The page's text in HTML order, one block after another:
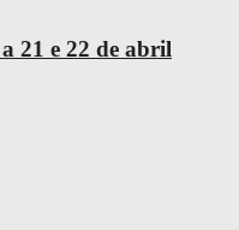
21 e 22 de abril